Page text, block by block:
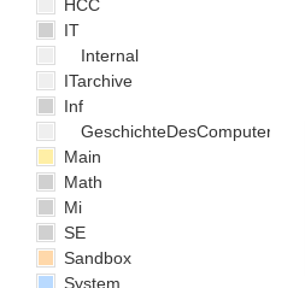
HCC
IT
Internal
ITarchive
Inf
GeschichteDesComputers
Main
Math
Mi
SE
Sandbox
System